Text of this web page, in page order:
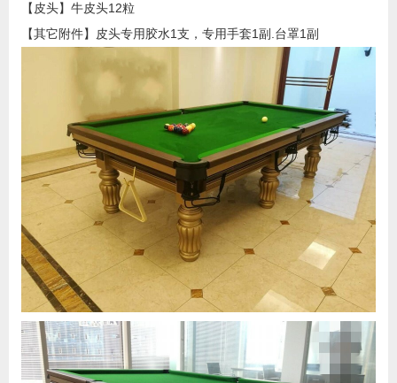
【皮头】牛皮头12粒
【其它附件】皮头专用胶水1支，专用手套1副.台罩1副